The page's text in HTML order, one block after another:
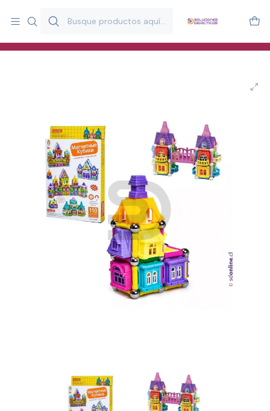
y estimulación infantil en Chile.
Especialistas en recursos educativos para aulas, terapeutas y